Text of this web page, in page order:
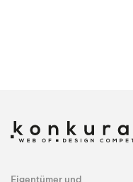
Eigentümer und